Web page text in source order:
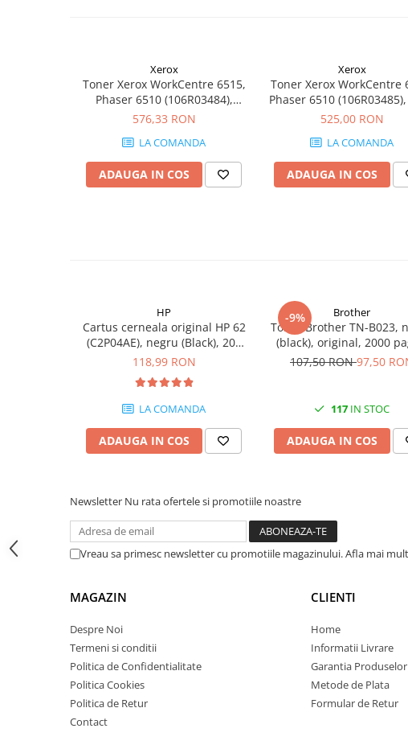
All-in-One PC
Accesorii monitoare
SSD-uri interne
Hard disk-uri interne
Placi video profesionale
SSD-uri externe
Hard disk-uri externe
Placi captura
Adaptoare PCI / PCIe
Periferice PC
Kit mouse si tastatura
Xerox
Toner Xerox WorkCentre 6515,
Phaser 6510 (106R03484),
negru (black), original, 2500
576,33 RON
LA COMANDA
ADAUGA IN COS
Xerox
Toner Xerox WorkCentre
Phaser 6510
(albastru), original, 2400
525,00 RON
LA COMANDA
ADAUGA IN COS
HP
Cartus cerneala original HP 62
(C2P04AE), negru (Black), 200
pagini
118,99 RON
LA COMANDA
ADAUGA IN COS
-9% Brother
Toner Brother TN-B023,
(black), original, 2000
107,50 RON97,50
117 IN STOC
ADAUGA IN COS
Newsletter Nu rata ofertele si promotiile noastre
Vreau sa primesc newsletter cu promotiile magazinului. Afla mai
MAGAZIN
Despre Noi
Termeni si conditii
Politica de Confidentialitate
Politica Cookies
Politica de Retur
Contact
CLIENTI
Home
Informatii Livrare
Garantia Produselor
Metode de Plata
Formular de Retur